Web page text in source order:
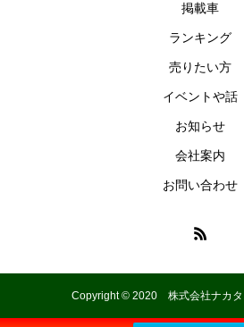
掲載車
ランキング
売りたい方
イベントや話
お知らせ
会社案内
お問い合わせ
Copyright © 2020 株式会社ナカタ